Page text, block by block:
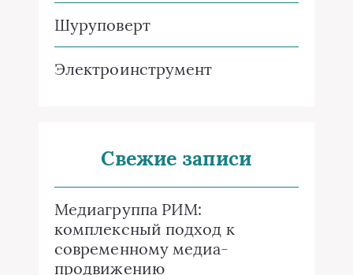
Шуруповерт
Электроинструмент
Свежие записи
Медиагруппа РИМ:
комплексный подход к
современному медиа-
продвижению